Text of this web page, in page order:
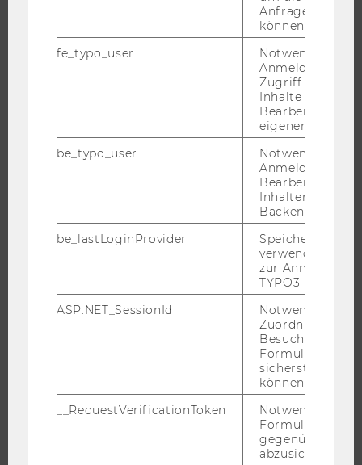
UNIVERSITÄT
CAMPUS
WU FOUNDATION
WELCOME SERVICES
Anfrage
können.
fe_typo_user
Notwendig für
Anmeldung und
Zugriff auf
Inhalte oder zur
Bearbeitung des
eigenen Profils.
be_typo_user
Notwendig für
Anmeldung und
Bearbeitung von
Inhalten im
Backend.
be_lastLoginProvider
Speichert die
verwendete
zur Anmeldung
TYPO3-Backend.
ASP.NET_SessionId
Notwendig, um
Zuordnung von
Besucher zu
sicherstellen zu
können.
__RequestVerificationToken
Notwendig, um
gegenüber
abzusichern.